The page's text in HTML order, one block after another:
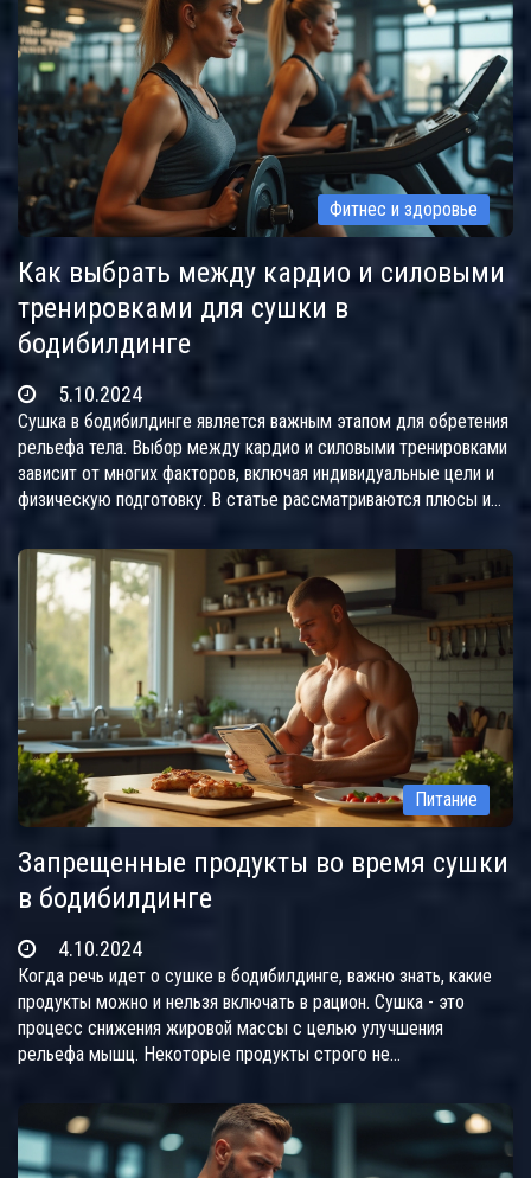
питания помогут создать идеальное тело, не нанося вреда
здоровью.
Фитнес и здоровье
Как выбрать между кардио и силовыми
тренировками для сушки в
бодибилдинге
5.10.2024
Сушка в бодибилдинге является важным этапом для обретения
рельефа тела. Выбор между кардио и силовыми тренировками
зависит от многих факторов, включая индивидуальные цели и
физическую подготовку. В статье рассматриваются плюсы и
Также озвучены советы по их комбинированию для
достижения лучших результатов. Узнайте, как правильно
выбрать между кардио и силовыми упражнениями в
зависимости от ваших нужд.
Питание
Запрещенные продукты во время сушки
в бодибилдинге
4.10.2024
Когда речь идет о сушке в бодибилдинге, важно знать, какие
продукты можно и нельзя включать в рацион. Сушка - это
процесс снижения жировой массы с целью улучшения
рельефа мышц. Некоторые продукты строго не
калорий или задерживать воду в организме. В статье подробно
рассмотрены продукты, которые следует исключить, чтобы
добиться максимального эффекта от сушки.